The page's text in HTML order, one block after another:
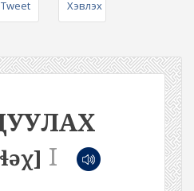
Tweet Хэвлэх
I